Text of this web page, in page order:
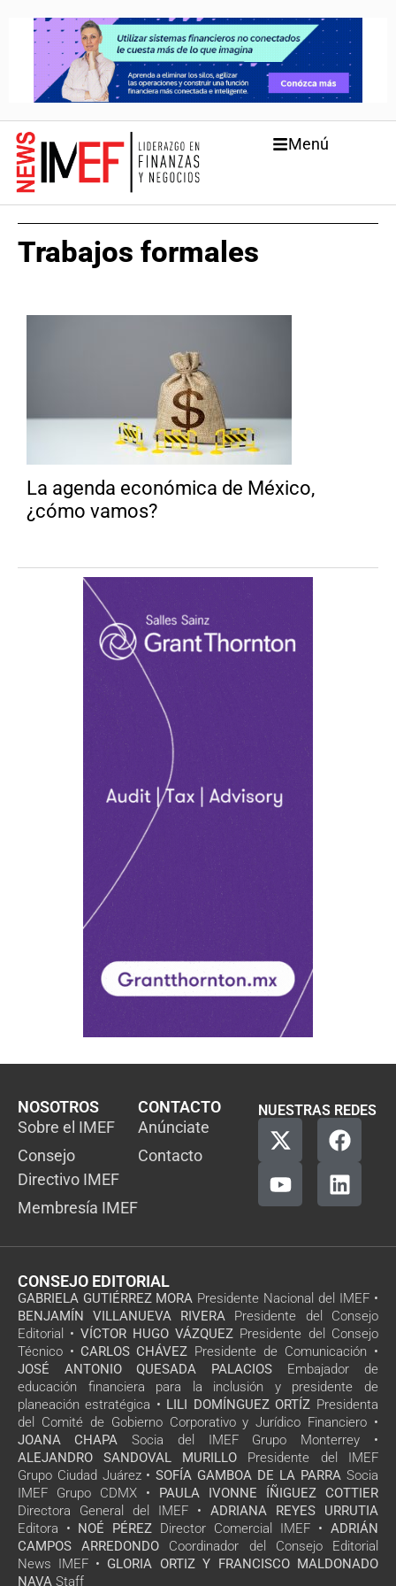
Menú
Trabajos formales
La agenda económica de México,
¿cómo vamos?
NOSOTROS
Sobre el IMEF
Consejo
Directivo IMEF
Membresía IMEF
CONTACTO
Anúnciate
Contacto
NUESTRAS REDES
CONSEJO EDITORIAL
GABRIELA GUTIÉRREZ MORA Presidente Nacional del IMEF •
BENJAMÍN VILLANUEVA RIVERA Presidente del Consejo
Editorial • VÍCTOR HUGO VÁZQUEZ Presidente del Consejo
Técnico • CARLOS CHÁVEZ Presidente de Comunicación •
JOSÉ ANTONIO QUESADA PALACIOS Embajador de
educación financiera para la inclusión y presidente de
planeación estratégica • LILI DOMÍNGUEZ ORTÍZ Presidenta
del Comité de Gobierno Corporativo y Jurídico Financiero •
JOANA CHAPA Socia del IMEF Grupo Monterrey •
ALEJANDRO SANDOVAL MURILLO Presidente del IMEF
Grupo Ciudad Juárez • SOFÍA GAMBOA DE LA PARRA Socia
IMEF Grupo CDMX • PAULA IVONNE ÍÑIGUEZ COTTIER
Directora General del IMEF • ADRIANA REYES URRUTIA
Editora • NOÉ PÉREZ Director Comercial IMEF • ADRIÁN
CAMPOS ARREDONDO Coordinador del Consejo Editorial
News IMEF • GLORIA ORTIZ Y FRANCISCO MALDONADO
NAVA Staff